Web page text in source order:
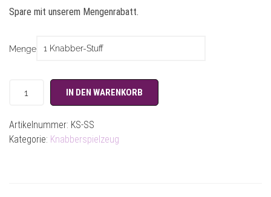
Spare mit unserem Mengenrabatt.
Menge
IN DEN WARENKORB
Artikelnummer: KS-SS
Kategorie: Knabberspielzeug